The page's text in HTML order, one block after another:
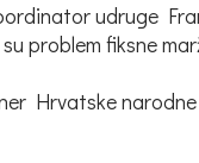
udruge
problem fiksne
Hrvatske